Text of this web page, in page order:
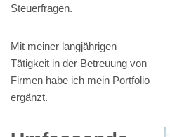
Steuerfragen.
Mit meiner langjährigen
Tätigkeit in der Betreuung von
Firmen habe ich mein Portfolio
ergänzt.